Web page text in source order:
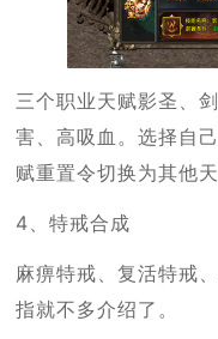
三个职业天赋影圣、
害、高吸血。选择自
赋重置令切换为其他
4、特戒合成
麻痹特戒、复活特戒
指就不多介绍了。